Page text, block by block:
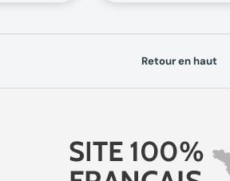
Retour en haut